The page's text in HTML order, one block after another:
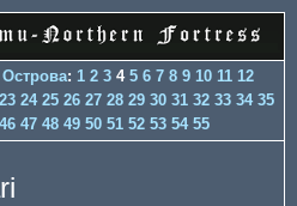
: 1 2 3 4 5 6 7 8 9 10 11 12
23 24 25 26 27 28 29 30 31 32 33 34 35
46 47 48 49 50 51 52 53 54 55